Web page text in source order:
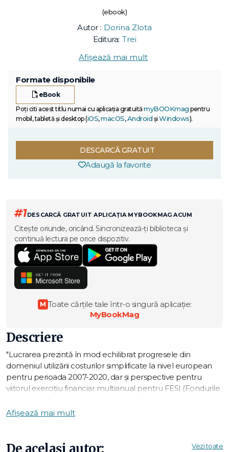
(ebook)
Autor : Dorina Zlota
Editura: Trei
Afișează mai mult
Formate disponibile
eBook
Poți citi acest titlu numai cu aplicația gratuitămyBOOKmag pentru
mobil, tabletă și desktop (iOS,macOS,Android și Windows).
DESCARCĂ GRATUIT
Adaugă la favorite
#1DESCARCĂ GRATUIT APLICAȚIA MYBOOKMAG ACUM
Citește oriunde, oricând. Sincronizează-ți biblioteca și
continuă lectura pe orice dispozitiv.
M Toate cărțile tale într-o singură aplicație:
MyBookMag
Descriere
"Lucrarea prezintă în mod echilibrat progresele din
domeniul utilizării costurilor simplificate la nivel european
pentru perioada 2007-2020, dar și perspective pentru
viitorul exercițiu financiar multianual pentru FESI (Fondurile
documentat (valorificând date din studii recente ale
simplificate, cu o mare relevanță pentru România. (…)
Afișează mai mult
De același autor: Vezi toate